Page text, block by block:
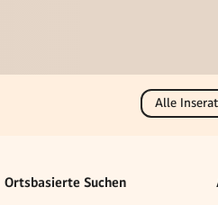
Alle
Ortsbasierte Suchen